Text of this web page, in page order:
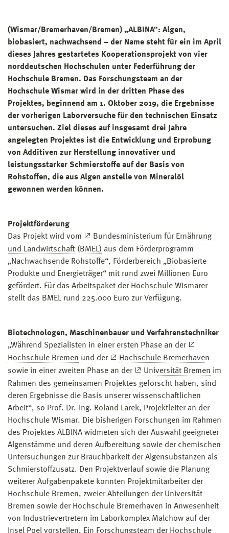
(Wismar/Bremerhaven/Bremen) „ALBINA“: Algen,
biobasiert, nachwachsend – der Name steht für ein im April
dieses Jahres gestartetes Kooperationsprojekt von vier
norddeutschen Hochschulen unter Federführung der
Hochschule Bremen. Das Forschungsteam an der
Hochschule Wismar wird in der dritten Phase des
Projektes, beginnend am 1. Oktober 2019, die Ergebnisse
der vorherigen Laborversuche für den technischen Einsatz
untersuchen. Ziel dieses auf insgesamt drei Jahre
angelegten Projektes ist die Entwicklung und Erprobung
von Additiven zur Herstellung innovativer und
leistungsstarker Schmierstoffe auf der Basis von
Rohstoffen, die aus Algen anstelle von Mineralöl
gewonnen werden können.
Projektförderung
Das Projekt wird vom
Bundesministerium für Ernährung
und Landwirtschaft (BMEL) aus dem Förderprogramm
„Nachwachsende Rohstoffe“, Förderbereich „Biobasierte
Produkte und Energieträger“ mit rund zwei Millionen Euro
gefördert. Für das Arbeitspaket der Hochschule Wismarer
stellt das BMEL rund 225.000 Euro zur Verfügung.
Biotechnologen, Maschinenbauer und Verfahrenstechniker
„Während Spezialisten in einer ersten Phase an der
Hochschule Bremen und der Hochschule Bremerhaven
sowie in einer zweiten Phase an der
Universität Bremen im
Rahmen des gemeinsamen Projektes geforscht haben, sind
deren Ergebnisse die Basis unserer wissenschaftlichen
Arbeit“, so Prof. Dr.-Ing. Roland Larek, Projektleiter an der
Hochschule Wismar. Die bisherigen Forschungen im Rahmen
des Projektes ALBINA widmeten sich der Auswahl geeigneter
Algenstämme und deren Aufbereitung sowie der chemischen
Untersuchungen zur Brauchbarkeit der Algensubstanzen als
Schmierstoffzusatz. Den Projektverlauf sowie die Planung
weiterer Aufgabenpakete konnten Projektmitarbeiter der
Hochschule Bremen, zweier Abteilungen der Universität
Bremen sowie der Hochschule Bremerhaven in Anwesenheit
von Industrievertretern im Laborkomplex Malchow auf der
Insel Poel vorstellen. Ein Forschungsteam der Hochschule